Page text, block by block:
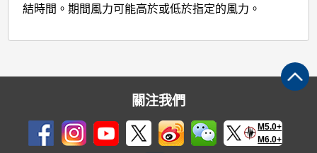
結時間。期間風力可能高於或低於指定的風力。
關注我們
M5.0+
M6.0+